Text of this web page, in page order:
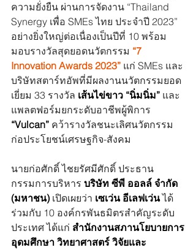
ความยั่งยืน ผ่านการจัดงาน “Thailand
Synergy เพื่อ SMEs ไทย ประจำปี 2023”
อย่างยิ่งใหญ่ต่อเนื่องเป็นปีที่ 10 พร้อม
มอบรางวัลสุดยอดนวัตกรรม “7
Innovation Awards 2023” แก่ SMEs และ
บริษัทสตาร์ทอัพที่มีผลงานนวัตกรรมยอด
เยี่ยม 33 รางวัล เส้นไข่ขาว “นิ่มนิ่ม” และ
แพลตฟอร์มยกระดับอาชีพผู้พิการ
“Vulcan” คว้ารางวัลชนะเลิศนวัตกรรม
ก่อประโยชน์เศรษฐกิจ-สังคม
นายก่อศักดิ์ ไชยรัศมีศักดิ์ ประธาน
กรรมการบริหาร บริษัท ซีพี ออลล์ จำกัด
(มหาชน) เปิดเผยว่า เซเว่น อีเลฟเว่น ได้
ร่วมกับ 10 องค์กรพันธมิตรสำคัญระดับ
ประเทศ ได้แก่ สำนักงานสภานโยบายการ
อุดมศึกษา วิทยาศาสตร์ วิจัยและ